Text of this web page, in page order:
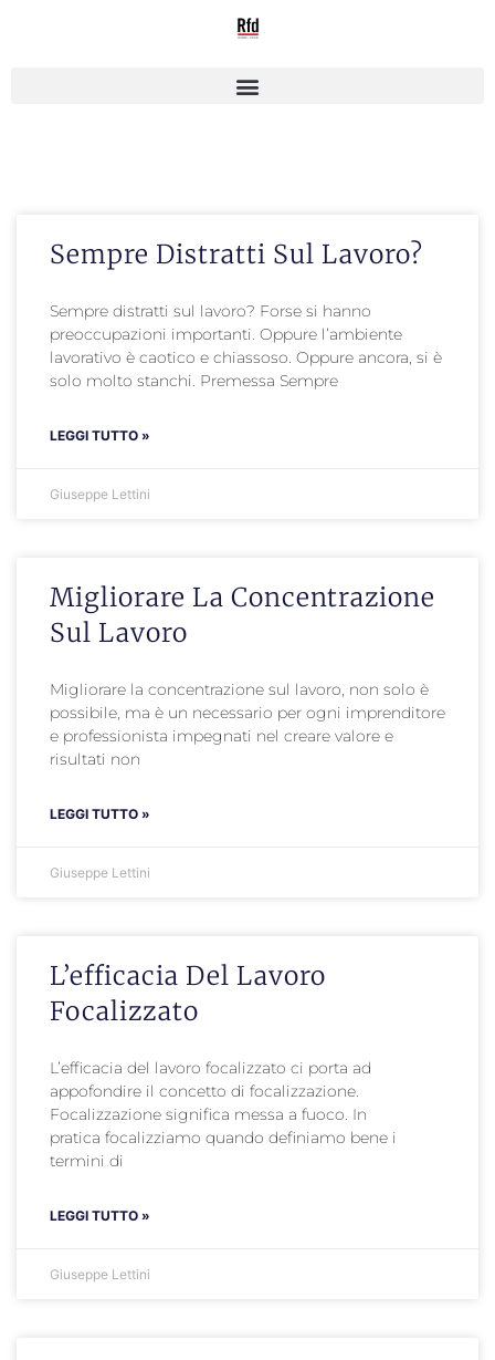
Sempre Distratti Sul Lavoro?
Sempre distratti sul lavoro? Forse si hanno
preoccupazioni importanti. Oppure l’ambiente
lavorativo è caotico e chiassoso. Oppure ancora, si è
solo molto stanchi. Premessa Sempre
LEGGI TUTTO »
Giuseppe Lettini
Migliorare La Concentrazione
Sul Lavoro
Migliorare la concentrazione sul lavoro, non solo è
possibile, ma è un necessario per ogni imprenditore
e professionista impegnati nel creare valore e
risultati non
LEGGI TUTTO »
Giuseppe Lettini
L’efficacia Del Lavoro
Focalizzato
L’efficacia del lavoro focalizzato ci porta ad
appofondire il concetto di focalizzazione.
Focalizzazione significa messa a fuoco. In
pratica focalizziamo quando definiamo bene i
termini di
LEGGI TUTTO »
Giuseppe Lettini